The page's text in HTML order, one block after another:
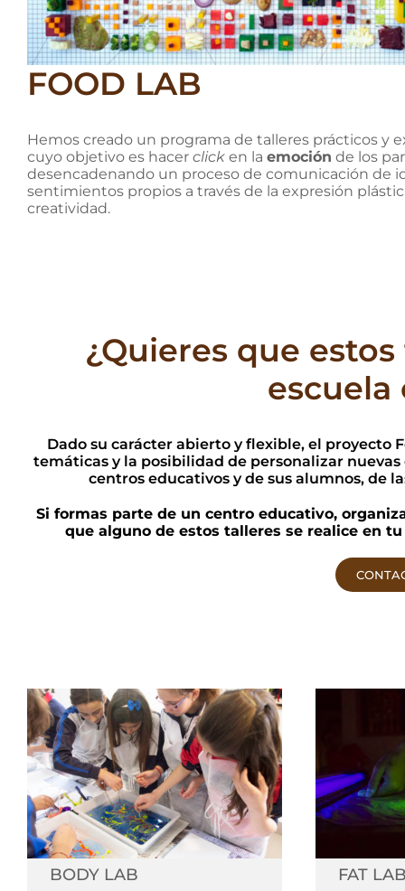
FOOD LAB
Hemos creado un programa de talleres prácticos y
cuyo objetivo es hacer click en la emoción de los
desencadenando un proceso de comunicación de
sentimientos propios a través de la expresión
creatividad.
¿Quieres que
escuela
Dado su carácter abierto y flexible, el
temáticas y la posibilidad de personalizar
centros educativos y de sus alumnos, de
Si formas parte de un centro educativo,
que alguno de estos talleres se realice en
BODY LAB FAT